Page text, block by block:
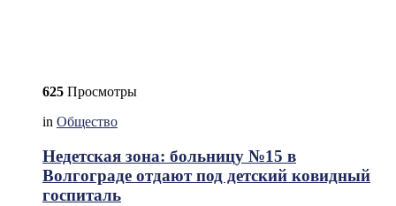
625 Просмотры
in Общество
Недетская зона: больницу №15 в
Волгограде отдают под детский ковидный
госпиталь